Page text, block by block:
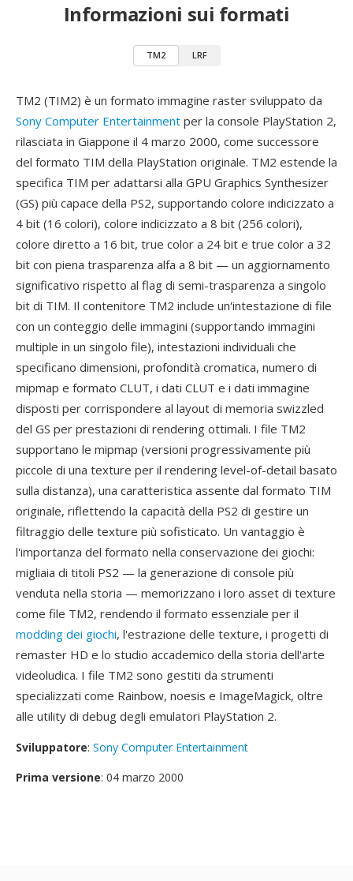
Informazioni sui formati
TM2 LRF
TM2 (TIM2) è un formato immagine raster sviluppato da
Sony Computer Entertainment per la console PlayStation 2,
rilasciata in Giappone il 4 marzo 2000, come successore
del formato TIM della PlayStation originale. TM2 estende la
specifica TIM per adattarsi alla GPU Graphics Synthesizer
(GS) più capace della PS2, supportando colore indicizzato a
4 bit (16 colori), colore indicizzato a 8 bit (256 colori),
colore diretto a 16 bit, true color a 24 bit e true color a 32
bit con piena trasparenza alfa a 8 bit — un aggiornamento
significativo rispetto al flag di semi-trasparenza a singolo
bit di TIM. Il contenitore TM2 include un'intestazione di file
con un conteggio delle immagini (supportando immagini
multiple in un singolo file), intestazioni individuali che
specificano dimensioni, profondità cromatica, numero di
mipmap e formato CLUT, i dati CLUT e i dati immagine
disposti per corrispondere al layout di memoria swizzled
del GS per prestazioni di rendering ottimali. I file TM2
supportano le mipmap (versioni progressivamente più
piccole di una texture per il rendering level-of-detail basato
sulla distanza), una caratteristica assente dal formato TIM
originale, riflettendo la capacità della PS2 di gestire un
filtraggio delle texture più sofisticato. Un vantaggio è
l'importanza del formato nella conservazione dei giochi:
migliaia di titoli PS2 — la generazione di console più
venduta nella storia — memorizzano i loro asset di texture
come file TM2, rendendo il formato essenziale per il
modding dei giochi, l'estrazione delle texture, i progetti di
remaster HD e lo studio accademico della storia dell'arte
videoludica. I file TM2 sono gestiti da strumenti
specializzati come Rainbow, noesis e ImageMagick, oltre
alle utility di debug degli emulatori PlayStation 2.
Sviluppatore: Sony Computer Entertainment
Prima versione: 04 marzo 2000